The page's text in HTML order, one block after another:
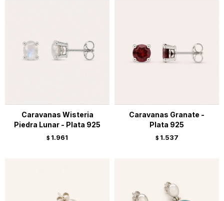
Caravanas Wisteria
Piedra Lunar - Plata 925
$ 1.961
Caravanas Granate -
Plata 925
$ 1.537